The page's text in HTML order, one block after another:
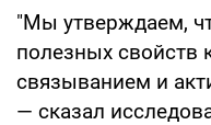
"Мы утверждаем,
полезных свойств
связыванием и
— сказал